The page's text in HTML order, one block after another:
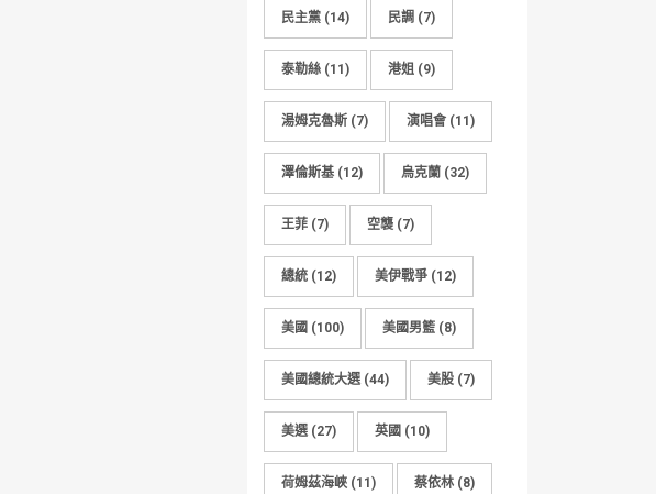
民主黨 (14) 民調 (7)
泰勒絲 (11) 港姐 (9)
湯姆克魯斯 (7) 演唱會 (11)
澤倫斯基 (12) 烏克蘭 (32)
王菲 (7) 空襲 (7)
總統 (12) 美伊戰爭 (12)
美國 (100) 美國男籃 (8)
美國總統大選(44) 美股 (7)
美選(27) 英國 (10)
荷姆茲海峽 (11) 蔡依林 (8)